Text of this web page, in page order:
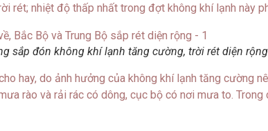
rét; nhiệt độ thấp nhất trong đợt không khí lạnh này
sắp đón không khí lạnh tăng cường, trời rét diện
hay, do ảnh hưởng của không khí lạnh tăng cường
rào và rải rác có dông, cục bộ có nơi mưa to.